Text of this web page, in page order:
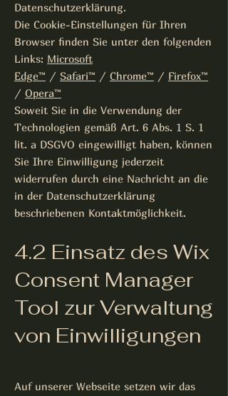
Datenschutzerklärung.
Die Cookie-Einstellungen für Ihren
Browser finden Sie unter den folgenden
Links: Microsoft
Edge™ / Safari™ / Chrome™ / Firefox™
/ Opera™
Soweit Sie in die Verwendung der
Technologien gemäß Art. 6 Abs. 1 S. 1
lit. a DSGVO eingewilligt haben, können
Sie Ihre Einwilligung jederzeit
widerrufen durch eine Nachricht an die
in der Datenschutzerklärung
beschriebenen Kontaktmöglichkeit.
4.2 Einsatz des Wix
Consent Manager
Tool zur Verwaltung
von Einwilligungen
Auf unserer Webseite setzen wir das